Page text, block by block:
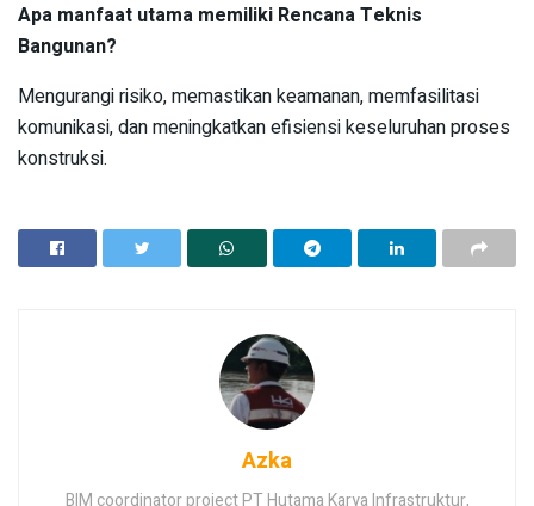
Apa manfaat utama memiliki Rencana Teknis
Bangunan?
Mengurangi risiko, memastikan keamanan, memfasilitasi
komunikasi, dan meningkatkan efisiensi keseluruhan proses
konstruksi.
Azka
BIM coordinator project PT Hutama Karya Infrastruktur,